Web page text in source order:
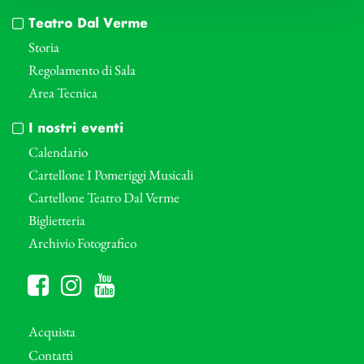
Teatro Dal Verme
Storia
Regolamento di Sala
Area Tecnica
I nostri eventi
Calendario
Cartellone I Pomeriggi Musicali
Cartellone Teatro Dal Verme
Biglietteria
Archivio Fotografico
Acquista
Contatti